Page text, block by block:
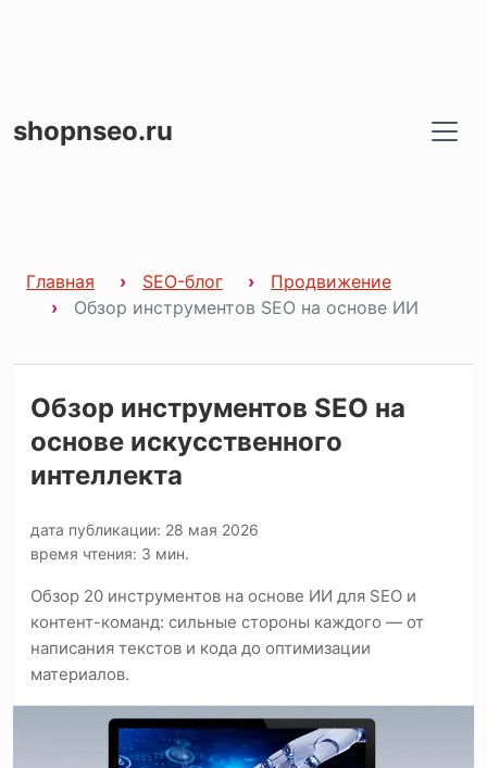
shopnseo.ru
Главная SEO-блог
Продвижение
Обзор инструментов SEO на основе ИИ
Обзор инструментов SEO на
основе искусственного
интеллекта
дата публикации: 28 мая 2026
время чтения: 3 мин.
Обзор 20 инструментов на основе ИИ для SEO и
контент-команд: сильные стороны каждого — от
написания текстов и кода до оптимизации
материалов.